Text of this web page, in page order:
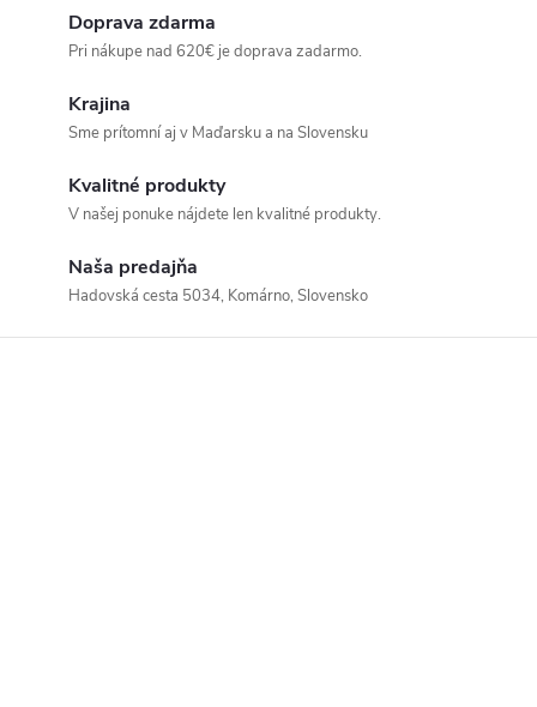
Doprava zdarma
Pri nákupe nad 620€ je doprava zadarmo.
Krajina
Sme prítomní aj v Maďarsku a na Slovensku
Kvalitné produkty
V našej ponuke nájdete len kvalitné produkty.
Naša predajňa
Hadovská cesta 5034, Komárno, Slovensko